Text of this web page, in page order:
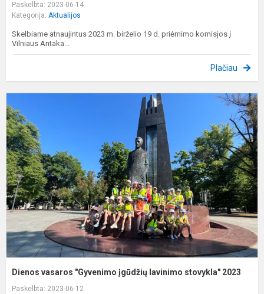
Paskelbta: 2023-06-14
Kategorija: Aktualijos
Skelbiame atnaujintus 2023 m. birželio 19 d. priėmimo komisjos į
Vilniaus Antaka...
Plačiau
Dienos vasaros "Gyvenimo įgūdžių lavinimo stovykla" 2023
Paskelbta: 2023-06-12